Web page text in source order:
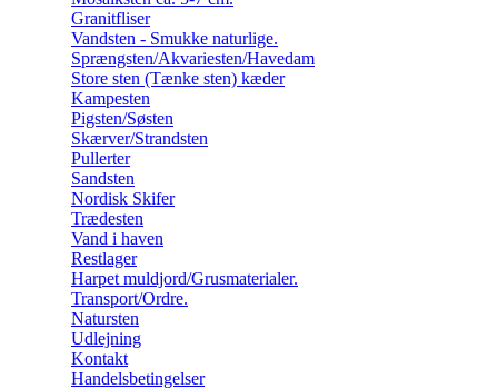
Granitfliser
Vandsten - Smukke naturlige.
Sprængsten/Akvariesten/Havedam
Store sten (Tænke sten) kæder
Kampesten
Pigsten/Søsten
Skærver/Strandsten
Pullerter
Sandsten
Nordisk Skifer
Trædesten
Vand i haven
Restlager
Harpet muldjord/Grusmaterialer.
Transport/Ordre.
Natursten
Udlejning
Kontakt
Handelsbetingelser